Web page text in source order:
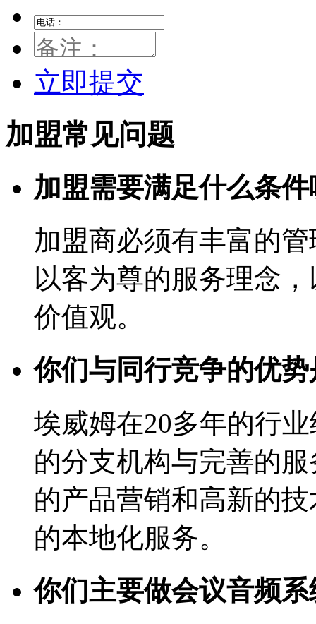
立即提交
加盟常见问题
加盟需要满足什么条件
加盟商必须有丰富的
以客为尊的服务理念
价值观。
你们与同行竞争的优
埃威姆在20多年的行
的分支机构与完善的
的产品营销和高新的
的本地化服务。
你们主要做会议音频